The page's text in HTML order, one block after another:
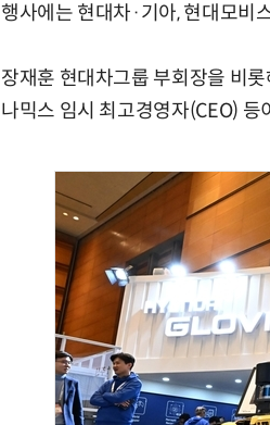
행사에는 현대차·기아, 현대모비
장재훈 현대차그룹 부회장을 비
나믹스 임시 최고경영자(CEO) 등